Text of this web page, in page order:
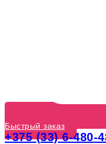
Быстрый заказ
+375 (33) 6-480-